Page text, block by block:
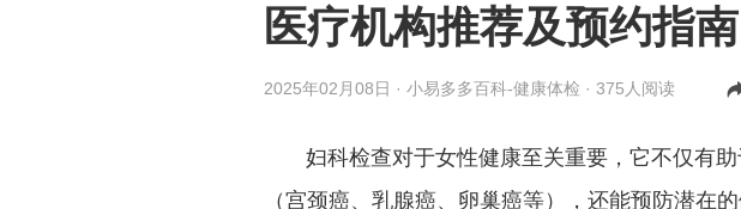
医疗机构推荐及预约指南
2025年02月08日 · 小易多多百科-健康体检 · 375人阅读
妇科检查对于女性健康至关重要，它不仅有助
（宫颈癌、乳腺癌、卵巢癌等），还能预防潜在